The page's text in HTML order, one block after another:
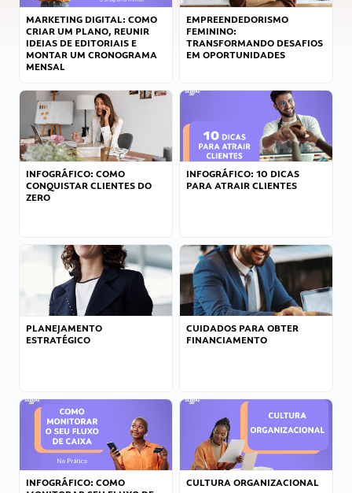
MARKETING DIGITAL: COMO
CRIAR UM PLANO, REUNIR
IDEIAS DE EDITORIAIS E
MONTAR UM CRONOGRAMA
MENSAL
EMPREENDEDORISMO
FEMININO:
TRANSFORMANDO DESAFIOS
EM OPORTUNIDADES
INFOGRÁFICO: COMO
CONQUISTAR CLIENTES DO
ZERO
INFOGRÁFICO: 10 DICAS
PARA ATRAIR CLIENTES
PLANEJAMENTO
ESTRATÉGICO
CUIDADOS PARA OBTER
FINANCIAMENTO
INFOGRÁFICO: COMO
CULTURA ORGANIZACIONAL